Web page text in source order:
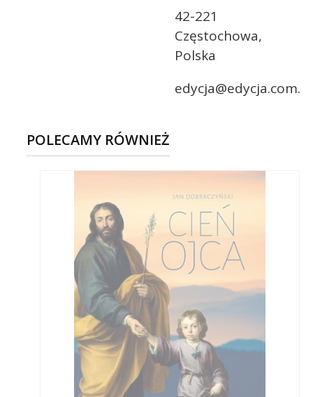
42-221
Częstochowa,
Polska
edycja@edycja.com.pl
POLECAMY RÓWNIEŻ